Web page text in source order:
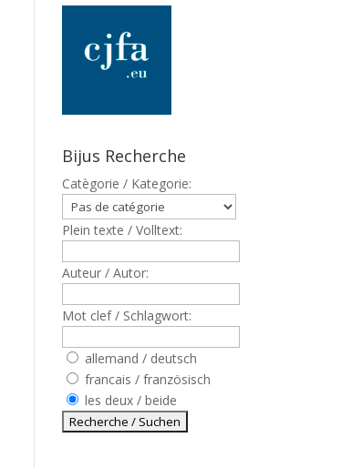
Bijus Recherche
Catègorie / Kategorie:
Plein texte / Volltext:
Auteur / Autor:
Mot clef / Schlagwort:
allemand / deutsch
francais / französisch
les deux / beide